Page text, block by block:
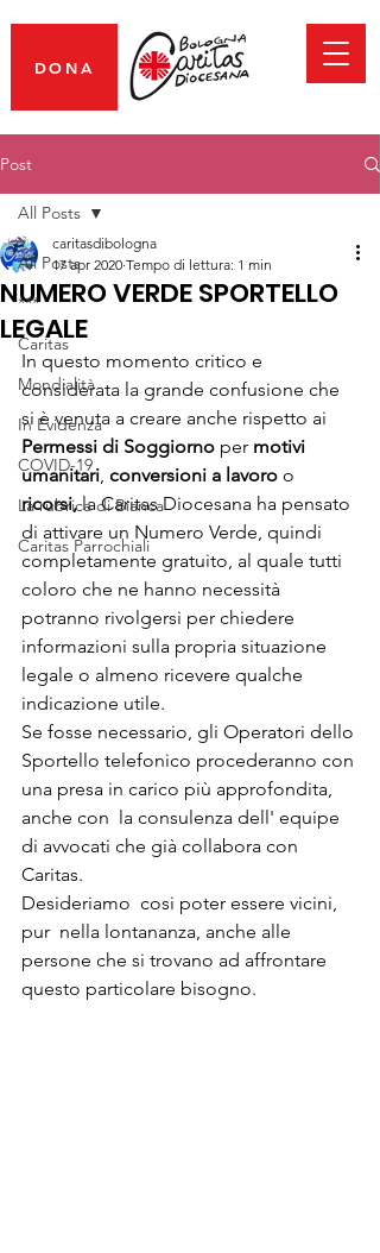
DONA
Post
All Posts
***
Caritas
Mondialità
In Evidenza
COVID-19
La rubrica di Bianca
Caritas Parrochiali
All Posts
NUMERO VERDE SPORTELLO
LEGALE
caritasdibologna
17 apr 2020 Tempo di lettura: 1 min
In questo momento critico e
considerata la grande confusione che
si è venuta a creare anche rispetto ai
Permessi di Soggiorno per motivi
umanitari, conversioni a lavoro o
ricorsi, la Caritas Diocesana ha pensato
di attivare un Numero Verde, quindi
completamente gratuito, al quale tutti
coloro che ne hanno necessità
potranno rivolgersi per chiedere
informazioni sulla propria situazione
legale o almeno ricevere qualche
indicazione utile.
Se fosse necessario, gli Operatori dello
Sportello telefonico procederanno con
una presa in carico più approfondita,
anche con  la consulenza dell' equipe
di avvocati che già collabora con
Caritas.
Desideriamo  cosi poter essere vicini,
pur  nella lontananza, anche alle
persone che si trovano ad affrontare
questo particolare bisogno.